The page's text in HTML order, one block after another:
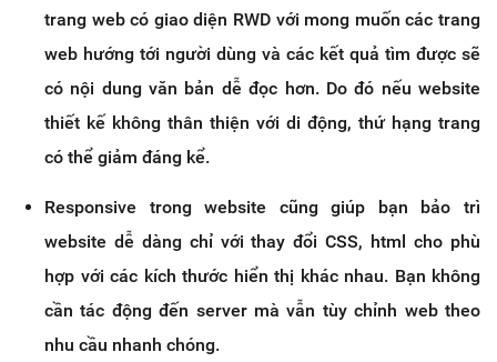
trang web có giao diện RWD với mong muốn các trang
web hướng tới người dùng và các kết quả tìm được sẽ
có nội dung văn bản dễ đọc hơn. Do đó nếu website
thiết kế không thân thiện với di động, thứ hạng trang
có thể giảm đáng kể.
Responsive trong website cũng giúp bạn bảo trì
website dễ dàng chỉ với thay đổi CSS, html cho phù
hợp với các kích thước hiển thị khác nhau. Bạn không
cần tác động đến server mà vẫn tùy chỉnh web theo
nhu cầu nhanh chóng.